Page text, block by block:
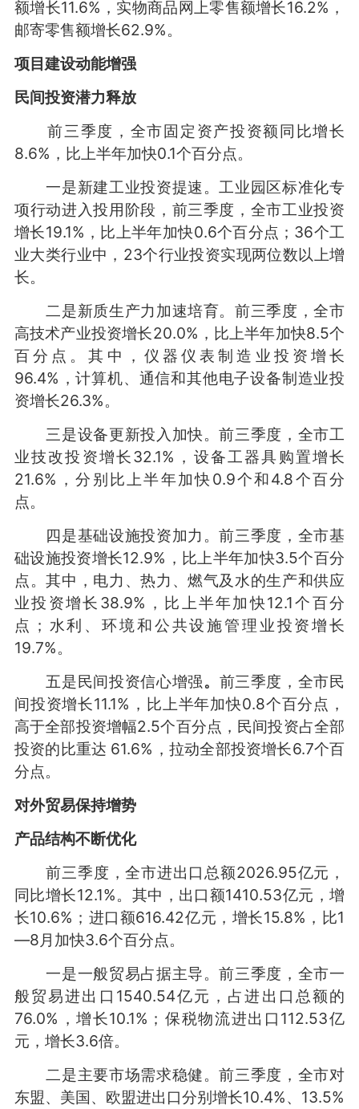
额增长11.6%，实物商品网上零售额增长16.2%，
邮寄零售额增长62.9%。
项目建设动能增强
民间投资潜力释放
前三季度，全市固定资产投资额同比增长
8.6%，比上半年加快0.1个百分点。
一是新建工业投资提速。工业园区标准化专
项行动进入投用阶段，前三季度，全市工业投资
增长19.1%，比上半年加快0.6个百分点；36个工
业大类行业中，23个行业投资实现两位数以上增
长。
二是新质生产力加速培育。前三季度，全市
高技术产业投资增长20.0%，比上半年加快8.5个
百分点。其中，仪器仪表制造业投资增长
96.4%，计算机、通信和其他电子设备制造业投
资增长26.3%。
三是设备更新投入加快。前三季度，全市工
业技改投资增长32.1%，设备工器具购置增长
21.6%，分别比上半年加快0.9个和4.8个百分
点。
四是基础设施投资加力。前三季度，全市基
础设施投资增长12.9%，比上半年加快3.5个百分
点。其中，电力、热力、燃气及水的生产和供应
业投资增长38.9%，比上半年加快12.1个百分
点；水利、环境和公共设施管理业投资增长
19.7%。
五是民间投资信心增强。 前三季度，全市民
间投资增长11.1%，比上半年加快0.8个百分点，
高于全部投资增幅2.5个百分点，民间投资占全部
投资的比重达 61.6%，拉动全部投资增长6.7个百
分点。
对外贸易保持增势
产品结构不断优化
前三季度，全市进出口总额2026.95亿元，
同比增长12.1%。其中，出口额1410.53亿元，增
长10.6%；进口额616.42亿元，增长15.8%，比1
—8月加快3.6个百分点。
一是一般贸易占据主导。前三季度，全市一
般贸易进出口1540.54亿元，占进出口总额的
76.0%，增长10.1%；保税物流进出口112.53亿
元，增长3.6倍。
二是主要市场需求稳健。前三季度，全市对
东盟、美国、欧盟进出口分别增长10.4%、13.5%